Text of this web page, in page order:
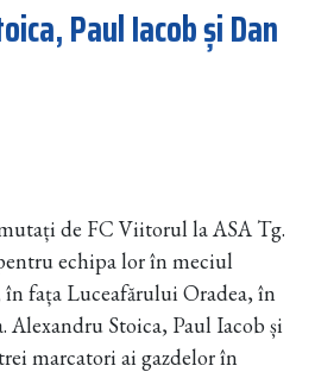
Paul Iacob și Dan
de FC Viitorul la ASA Tg.
echipa lor în meciul
fața Luceafărului Oradea, în
Alexandru Stoica, Paul Iacob și
marcatori ai gazdelor în